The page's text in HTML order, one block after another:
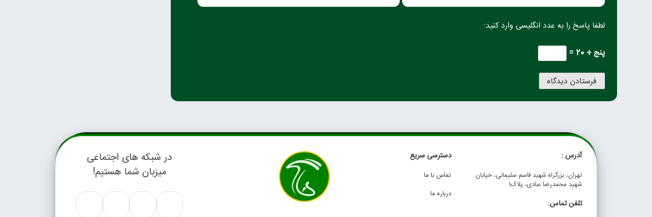
لطفا پاسخ را به عدد انگلیسی وارد کنید:
پنج + 20 =
آدرس :
تهران، بزرگراه شهید قاسم سلیمانی، خیابان
شهید محمدرضا عبادی، پلاک1
تلفن تماس:
دسترسی سریع
تماس با ما
درباره ما
در شبکه های اجتماعی
میزبان شما هستیم!